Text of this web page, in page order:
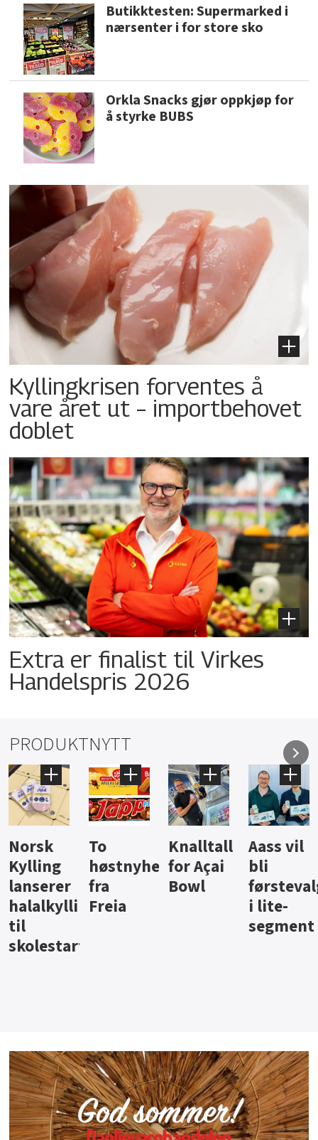
Butikktesten: Supermarked i
nærsenter i for store sko
Orkla Snacks gjør oppkjøp for
å styrke BUBS
Kyllingkrisen forventes å
vare året ut – importbehovet
doblet
Extra er finalist til Virkes
Handelspris 2026
PRODUKTNYTT
Knalltall
for Açai
Bowl
Aass vil
bli
førstevalg
i lite-
Brus og
jus fra
Berentsen
Hard
iste fra
Hansa